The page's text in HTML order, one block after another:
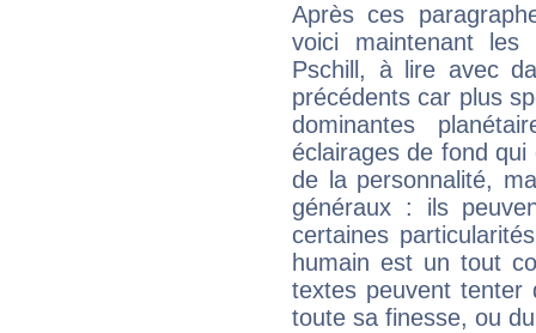
Après ces
voici maintenant les
Pschill, à lire avec
précédents car plus
dominantes
éclairages de fond
de la personnalité,
généraux : ils
certaines
humain est un tout
textes peuvent tenter
toute sa finesse, ou